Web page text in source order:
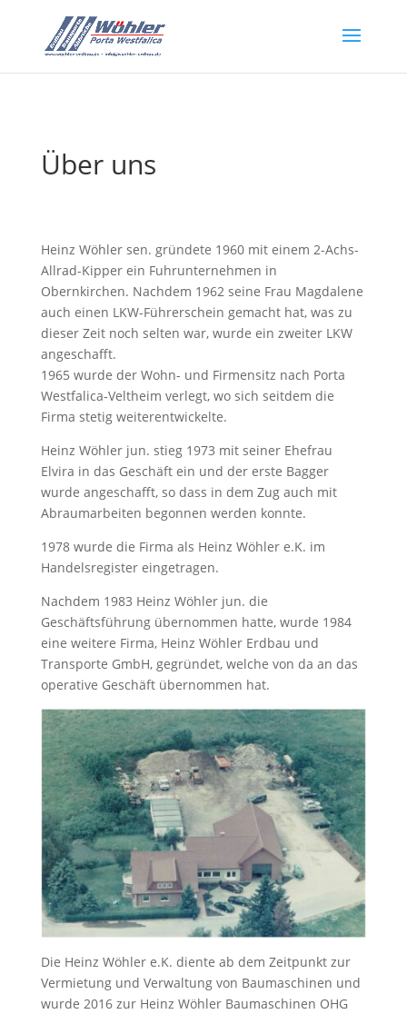
Über uns
Heinz Wöhler sen. gründete 1960 mit einem 2-Achs-
Allrad-Kipper ein Fuhrunternehmen in
Obernkirchen. Nachdem 1962 seine Frau Magdalene
auch einen LKW-Führerschein gemacht hat, was zu
dieser Zeit noch selten war, wurde ein zweiter LKW
angeschafft.
1965 wurde der Wohn- und Firmensitz nach Porta
Westfalica-Veltheim verlegt, wo sich seitdem die
Firma stetig weiterentwickelte.
Heinz Wöhler jun. stieg 1973 mit seiner Ehefrau
Elvira in das Geschäft ein und der erste Bagger
wurde angeschafft, so dass in dem Zug auch mit
Abraumarbeiten begonnen werden konnte.
1978 wurde die Firma als Heinz Wöhler e.K. im
Handelsregister eingetragen.
Nachdem 1983 Heinz Wöhler jun. die
Geschäftsführung übernommen hatte, wurde 1984
eine weitere Firma, Heinz Wöhler Erdbau und
Transporte GmbH, gegründet, welche von da an das
operative Geschäft übernommen hat.
Die Heinz Wöhler e.K. diente ab dem Zeitpunkt zur
Vermietung und Verwaltung von Baumaschinen und
wurde 2016 zur Heinz Wöhler Baumaschinen OHG